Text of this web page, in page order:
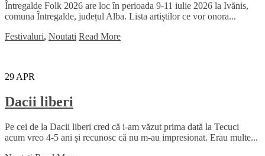
Întregalde Folk 2026 are loc în perioada 9-11 iulie 2026 la Ivănis,
comuna Întregalde, județul Alba. Lista artiștilor ce vor onora...
Festivaluri, Noutati Read More
29 APR
Dacii liberi
Pe cei de la Dacii liberi cred că i-am văzut prima dată la Tecuci
acum vreo 4-5 ani și recunosc că nu m-au impresionat. Erau multe...